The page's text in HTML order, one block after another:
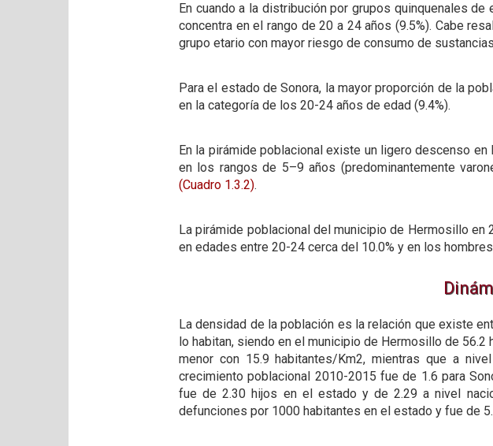
En cuando a la distribución por grupos quinquenales
concentra en el rango de 20 a 24 años (9.5%). Cabe
grupo etario con mayor riesgo de consumo de sustancias
Para el estado de Sonora, la mayor proporción de la
en la categoría de los 20-24 años de edad (9.4%).
En la pirámide poblacional existe un ligero descenso
en los rangos de 5–9 años (predominantemente
(Cuadro 1.3.2).
La pirámide poblacional del municipio de Hermosillo en
en edades entre 20-24 cerca del 10.0% y en los
La densidad de la población es la relación que existe
lo habitan, siendo en el municipio de Hermosillo de
menor con 15.9 habitantes/Km2, mientras que a
crecimiento poblacional 2010-2015 fue de 1.6 para
fue de 2.30 hijos en el estado y de 2.29 a nivel
defunciones por 1000 habitantes en el estado y fue de